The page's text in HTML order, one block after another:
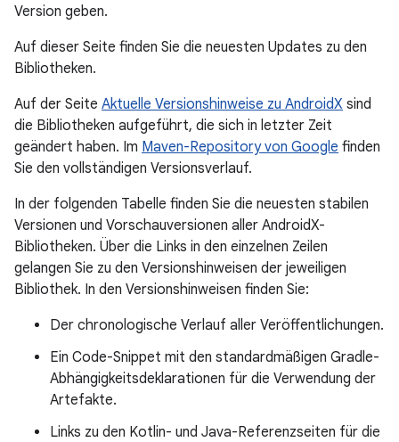
Version geben.
Auf dieser Seite finden Sie die neuesten Updates zu den
Bibliotheken.
Auf der Seite Aktuelle Versionshinweise zu AndroidX sind
die Bibliotheken aufgeführt, die sich in letzter Zeit
geändert haben. Im Maven-Repository von Google finden
Sie den vollständigen Versionsverlauf.
In der folgenden Tabelle finden Sie die neuesten stabilen
Versionen und Vorschauversionen aller AndroidX-
Bibliotheken. Über die Links in den einzelnen Zeilen
gelangen Sie zu den Versionshinweisen der jeweiligen
Bibliothek. In den Versionshinweisen finden Sie:
Der chronologische Verlauf aller Veröffentlichungen.
Ein Code-Snippet mit den standardmäßigen Gradle-
Abhängigkeitsdeklarationen für die Verwendung der
Artefakte.
Links zu den Kotlin- und Java-Referenzseiten für die